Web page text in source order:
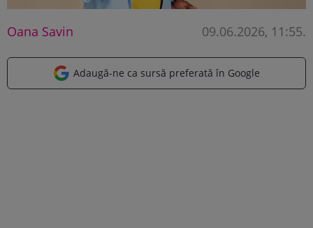
Oana Savin 09.06.2026, 11:55.
Adaugă-ne ca sursă preferată în Google